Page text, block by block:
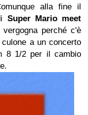
alla fine il
Super Mario meet
perché c'è
a un concerto
8 1/2 per il cambio